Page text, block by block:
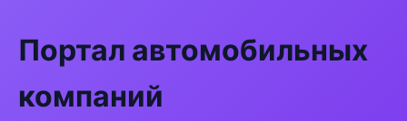
Портал автомобильных
компаний